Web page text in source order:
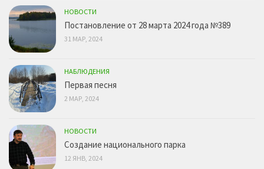
НОВОСТИ
Постановление от 28 марта 2024 года №389
31 МАР, 2024
НАБЛЮДЕНИЯ
Первая песня
2 МАР, 2024
НОВОСТИ
Создание национального парка
12 ЯНВ, 2024